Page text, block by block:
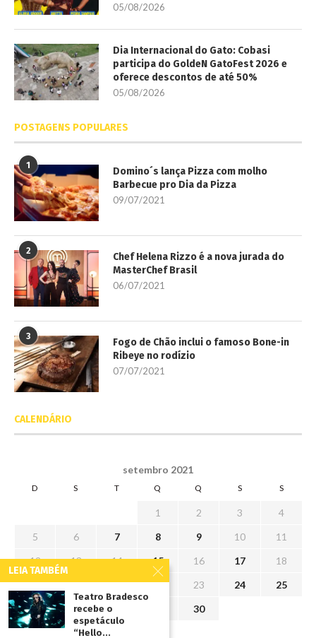
05/08/2026
Dia Internacional do Gato: Cobasi
participa do GoldeN GatoFest 2026 e
oferece descontos de até 50%
05/08/2026
POSTAGENS POPULARES
1
Domino´s lança Pizza com molho
Barbecue pro Dia da Pizza
09/07/2021
2
Chef Helena Rizzo é a nova jurada do
MasterChef Brasil
06/07/2021
3
Fogo de Chão inclui o famoso Bone-in
Ribeye no rodízio
07/07/2021
CALENDÁRIO
setembro 2021
D S T Q Q S S
1 2 3
4
5
6 7 8 9 10
11
12
13 14 15 16 17
18
19
20 21 22 23 24
25
26
27 28 30
LEIA TAMBÉM
Teatro Bradesco
recebe o
espetáculo
“Hello...